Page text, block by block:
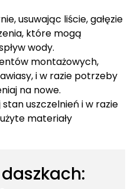
montażowych,
i w razie potrzeby
na nowe.
uszczelnień i w razie
materiały
kompleksowy